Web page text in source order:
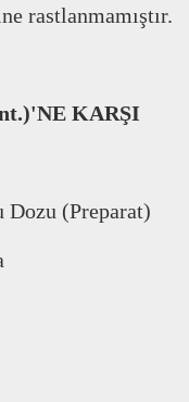
rastlanmamıştır.
KARŞI
Dozu (Preparat)